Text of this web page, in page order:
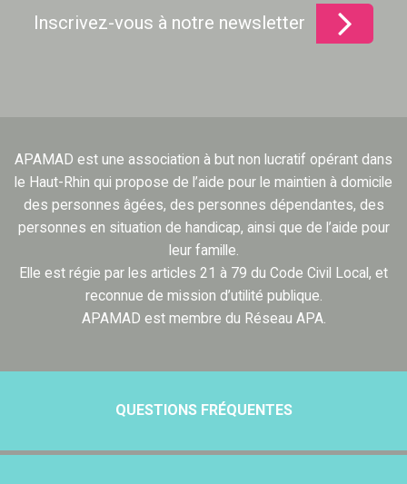
Inscrivez-vous à notre newsletter
APAMAD est une association à but non lucratif opérant dans
le Haut-Rhin qui propose de l’aide pour le maintien à domicile
des personnes âgées, des personnes dépendantes, des
personnes en situation de handicap, ainsi que de l’aide pour
leur famille.
Elle est régie par les articles 21 à 79 du Code Civil Local, et
reconnue de mission d’utilité publique.
APAMAD est membre du Réseau APA.
QUESTIONS FRÉQUENTES